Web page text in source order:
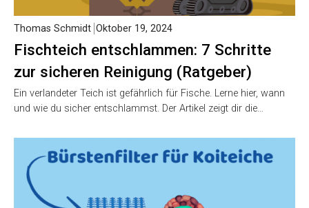
Fischteich entschlammen: 7 Schritte
zur sicheren Reinigung (Ratgeber)
Thomas Schmidt Oktober 19, 2024
Ein verlandeter Teich ist gefährlich für Fische. Lerne hier, wann
und wie du sicher entschlammst. Der Artikel zeigt dir die…